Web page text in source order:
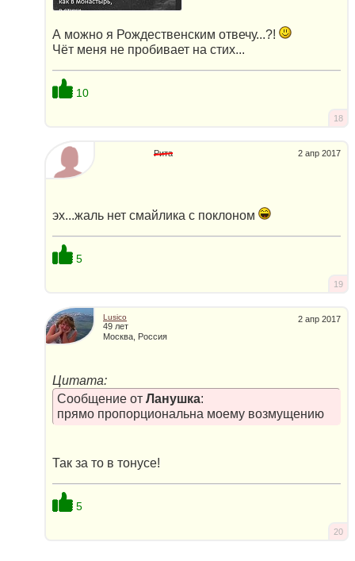
А можно я Рождественским отвечу...?!
Чёт меня не пробивает на стих...
10
18
2 апр 2017
Рита
эх...жаль нет смайлика с поклоном
5
19
2 апр 2017
Lusico
49 лет
Москва, Россия
Цитата:
Сообщение от Ланушка:
прямо пропорциональна моему возмущению
Так за то в тонусе!
5
20